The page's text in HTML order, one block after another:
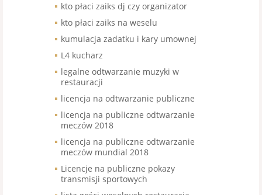
kto płaci zaiks dj czy organizator
kto płaci zaiks na weselu
kumulacja zadatku i kary umownej
L4 kucharz
legalne odtwarzanie muzyki w
restauracji
licencja na odtwarzanie publiczne
licencja na publiczne odtwarzanie
meczów 2018
licencja na publiczne odtwarzanie
meczów mundial 2018
Licencje na publiczne pokazy
transmisji sportowych